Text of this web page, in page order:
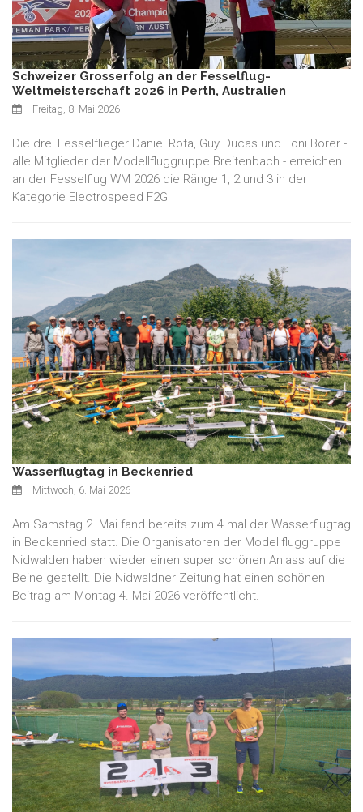
Schweizer Grosserfolg an der Fesselflug-
Weltmeisterschaft 2026 in Perth, Australien
Freitag, 8. Mai 2026
Die drei Fesselflieger Daniel Rota, Guy Ducas und Toni Borer -
alle Mitglieder der Modellfluggruppe Breitenbach - erreichen
an der Fesselflug WM 2026 die Ränge 1, 2 und 3 in der
Kategorie Electrospeed F2G
Wasserflugtag in Beckenried
Mittwoch, 6. Mai 2026
Am Samstag 2. Mai fand bereits zum 4 mal der Wasserflugtag
in Beckenried statt. Die Organisatoren der Modellfluggruppe
Nidwalden haben wieder einen super schönen Anlass auf die
Beine gestellt. Die Nidwaldner Zeitung hat einen schönen
Beitrag am Montag 4. Mai 2026 veröffentlicht.